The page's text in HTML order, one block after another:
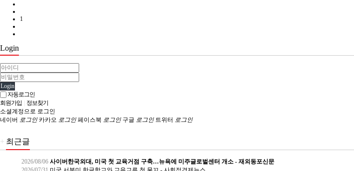
1
Login
Login
자동로그인
회원가입
정보찾기
소셜계정으로 로그인
네이버 로그인 카카오 로그인 페이스북 로그인 구글 로그인 트위터 로그인
+ 최근글
2026/08/06 사이버한국외대, 미국 첫 교육거점 구축…뉴욕에 미주글로벌센터 개소 - 재외동포신문